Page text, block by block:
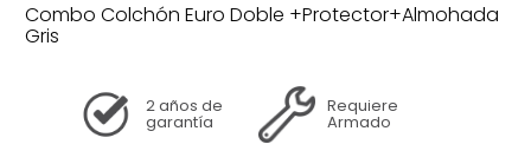
Combo Colchón Euro Doble +Protector+Almohada
Gris
2 años de
garantía
Requiere
Armado